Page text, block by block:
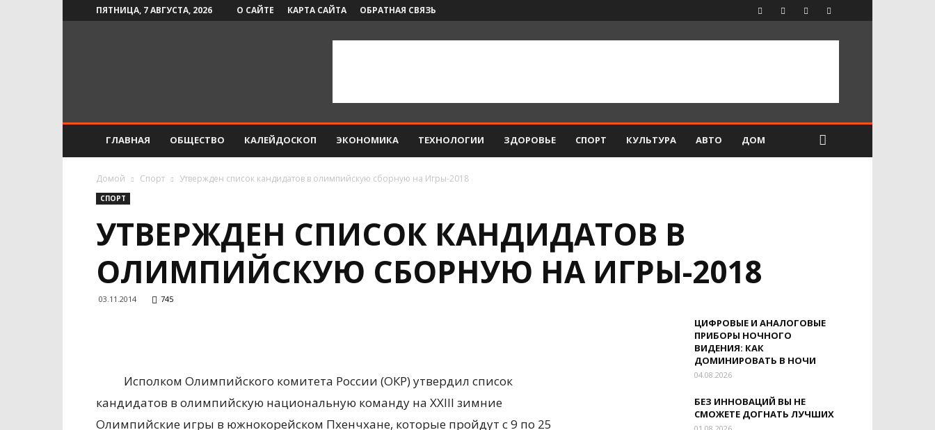
ПЯТНИЦА, 7 АВГУСТА, 2026 О САЙТЕ КАРТА САЙТА ОБРАТНАЯ СВЯЗЬ
ГЛАВНАЯ ОБЩЕСТВО КАЛЕЙДОСКОП ЭКОНОМИКА ТЕХНОЛОГИИ ЗДОРОВЬЕ СПОРТ КУЛЬТУРА АВТО ДОМ
Домой Спорт Утвержден список кандидатов в олимпийскую сборную на Игры-2018
СПОРТ
УТВЕРЖДЕН СПИСОК КАНДИДАТОВ В
ОЛИМПИЙСКУЮ СБОРНУЮ НА ИГРЫ-2018
03.11.2014 745
Исполком Олимпийского комитета России (ОКР) утвердил список
кандидатов в олимпийскую национальную команду на XXIII зимние
Олимпийские игры в южнокорейском Пхенчхане, которые пройдут с 9 по 25
ЦИФРОВЫЕ И АНАЛОГОВЫЕ
ПРИБОРЫ НОЧНОГО
ВИДЕНИЯ: КАК
ДОМИНИРОВАТЬ В НОЧИ
04.08.2026
БЕЗ ИННОВАЦИЙ ВЫ НЕ
СМОЖЕТЕ ДОГНАТЬ ЛУЧШИХ